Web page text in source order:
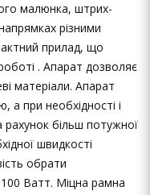
малюнка, штрих-
різними
прилад, що
. Апарат дозволяє
матеріали. Апарат
а при необхідності і
рахунок більш потужної
швидкості
обрати
Ватт. Міцна рамна